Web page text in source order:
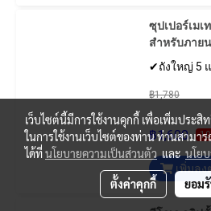
ซุปเปอร์เม
สําหรับภาย
✔ถังใหญ่ 5
฿1,780
฿1,600 -
เพิ่มลง
เว็บไซต์นี้มีการใช้งานคุกกี้ เพื่อเพิ่มประ
ในการใช้งานเว็บไซต์ของท่าน ท่านสามา
ได้ที่นโยบายความเป็นส่วนตัวและนโย
ตั้งค่าคุกกี้ ยอม